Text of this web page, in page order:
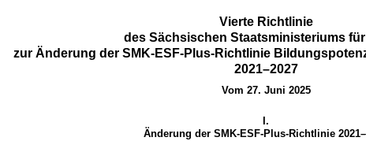
Vierte Richtlinie
des Sächsischen Staatsministeriums
zur Änderung der SMK-ESF-Plus-Richtlinie
2021–2027
Vom 27. Juni 2025
I.
Änderung der SMK-ESF-Plus-Richtlinie